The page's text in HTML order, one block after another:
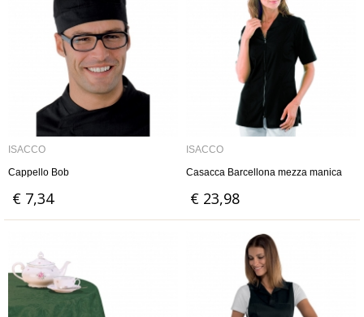
ISACCO
Cappello Bob
€ 7,34
ISACCO
Casacca Barcellona mezza manica
€ 23,98